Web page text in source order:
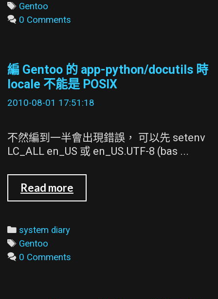
match
tex.pool
的
方
法
Tags
Gentoo
0 Comments
編 Gentoo 的 app-python/docutils 時
locale 不能是 POSIX
2010-08-01 17:51:18
不然編到一半會出現錯誤， 可以先 setenv
LC_ALL en_US 或 en_US.UTF-8 (bas ...
Read more
Gentoo
Categories
system diary
Tags
Gentoo
0 Comments